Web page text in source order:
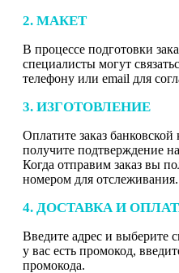
2. МАКЕТ
В процессе подготовки
специалисты могут
телефону или email для
3. ИЗГОТОВЛЕНИЕ
Оплатите заказ
получите подтверждение
Когда отправим заказ вы
номером для отслеживания.
4. ДОСТАВКА И
Введите адрес и выберите
у вас есть промокод,
промокода.